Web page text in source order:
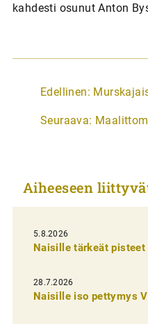
kahdesti osunut Anton
A
t
k
e
l
i
e
n
Edellinen:
Seuraava:
Aiheeseen
5.8.2026
Naisille tärkeät
28.7.2026
Naisille iso pettymys